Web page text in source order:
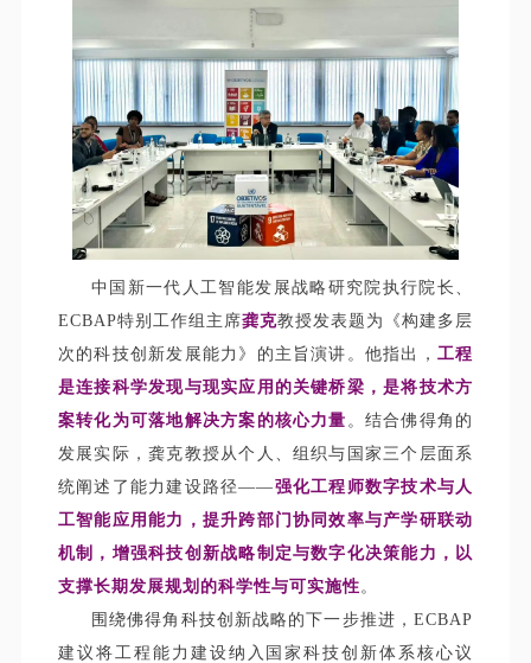
中国新一代人工智能发展战略研究院执行院长、
ECBAP特别工作组主席龚克教授发表题为《构建多层
次的科技创新发展能力》的主旨演讲。他指出， 工程
是连接科学发现与现实应用的关键桥梁，是将技术方
案转化为可落地解决方案的核心力量 。结合佛得角的
发展实际，龚克教授从个人、组织与国家三个层面系
统阐述了能力建设路径——强化工程师数字技术与人
工智能应用能力，提升跨部门协同效率与产学研联动
机制，增强科技创新战略制定与数字化决策能力，以
支撑长期发展规划的科学性与可实施性 。
围绕佛得角科技创新战略的下一步推进，ECBAP
建议 将工程能力建设纳入国家科技创新体系核心议